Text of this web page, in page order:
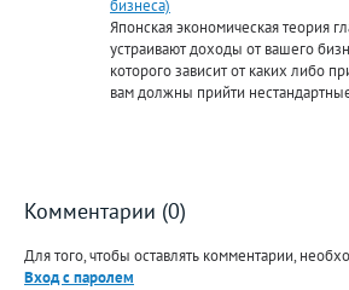
Японская экономическая теория
устраивают доходы от вашего
которого зависит от каких либо
вам должны прийти
Комментарии (0)
Для того, чтобы оставлять комментарии,
Вход с паролем